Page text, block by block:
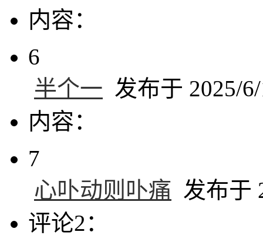
内容：
6
半个一 发布于 2025/
内容：
7
心卟动则卟痛 发布于
评论2：